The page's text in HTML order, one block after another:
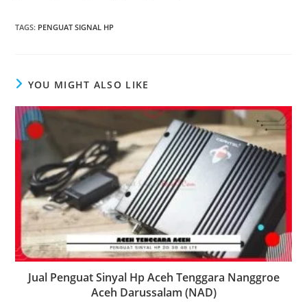
TAGS: PENGUAT SIGNAL HP
YOU MIGHT ALSO LIKE
Jual Penguat Sinyal Hp Aceh Tenggara Nanggroe
Aceh Darussalam (NAD)